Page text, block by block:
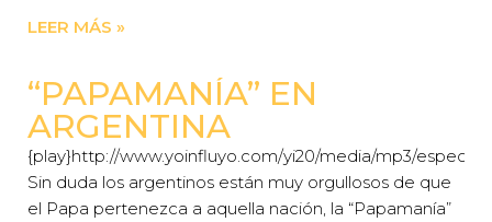
LEER MÁS »
“PAPAMANÍA” EN
ARGENTINA
{play}http://www.yoinfluyo.com/yi20/media/mp3/
Sin duda los argentinos están muy orgullosos de que
el Papa pertenezca a aquella nación, la “Papamanía”